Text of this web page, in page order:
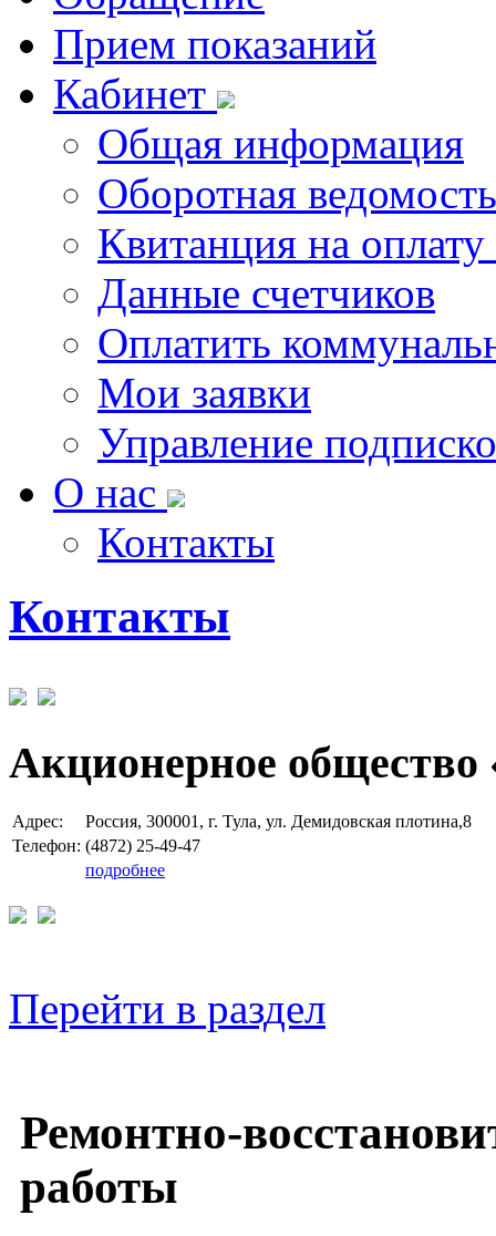
Прием показаний
Кабинет
Общая информация
Оборотная ведомость
Квитанция на
Данные счетчиков
Оплатить
Мои заявки
Управление
О нас
Контакты
Контакты
Акционерное общество
Адрес:
Россия, 300001, г. Тула, ул. Демидовская плотина,8
Телефон: (4872) 25-49-47
подробнее
Перейти в раздел
Ремонтно-
работы